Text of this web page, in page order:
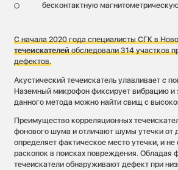
бесконтактную
С начала 2020 года специалисты СГК в
течеискателейобследовали 314 участков
дефектов.
Акустический течеискатель улавливает с
Наземный микрофон фиксирует вибрацию
данного метода можно найти свищ с
Преимущество корреляционных
фонового шума и отличают шумы утечки
определяет фактическое место утечки, и
раскопок в поисках повреждения. Обладая
течеискатели обнаруживают дефект при